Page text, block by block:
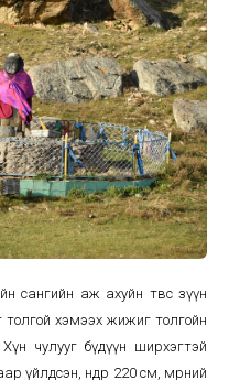
сангийн аж ахуйн төвөөс зүүн
хэмээх жижиг толгойн
чулууг бүдүүн ширхэгтэй
үйлдсэн, өндөр 220 см, мөрний